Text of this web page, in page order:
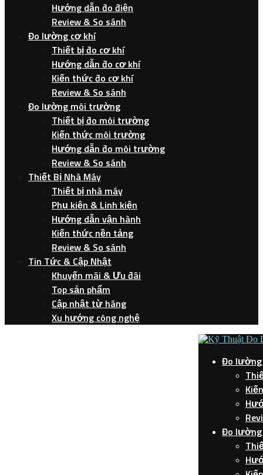
Hướng dẫn đo điện
Review & So sánh
Đo lường cơ khí
Thiết bị đo cơ khí
Hướng dẫn đo cơ khí
Kiến thức đo cơ khí
Review & So sánh
Đo lường môi trường
Thiết bị đo môi trường
Kiến thức môi trường
Hướng dẫn đo môi trường
Review & So sánh
Thiết Bị Nhà Máy
Thiết bị nhà máy
Phụ kiện & Linh kiện
Hướng dẫn vận hành
Kiến thức nền tảng
Review & So sánh
Tin Tức & Cập Nhật
Khuyến mãi & Ưu đãi
Top sản phẩm
Cập nhật từ hãng
Xu hướng công nghệ
Đo
Đo